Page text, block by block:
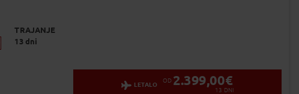
TRAJANJE
13 dni
LETALO
OD 2.399,00€
13 DNI